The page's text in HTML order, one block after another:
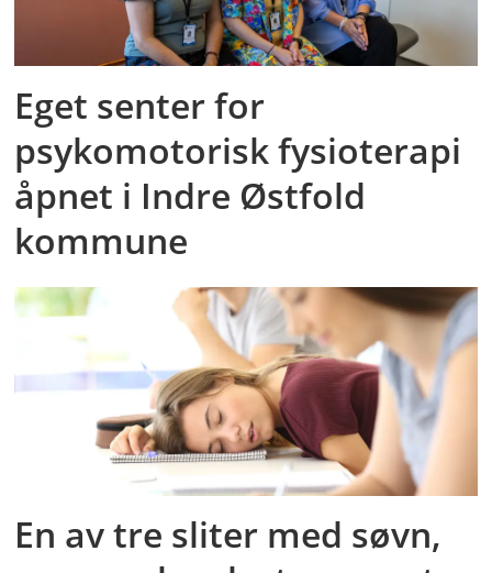
Eget senter for
psykomotorisk fysioterapi
åpnet i Indre Østfold
kommune
En av tre sliter med søvn,